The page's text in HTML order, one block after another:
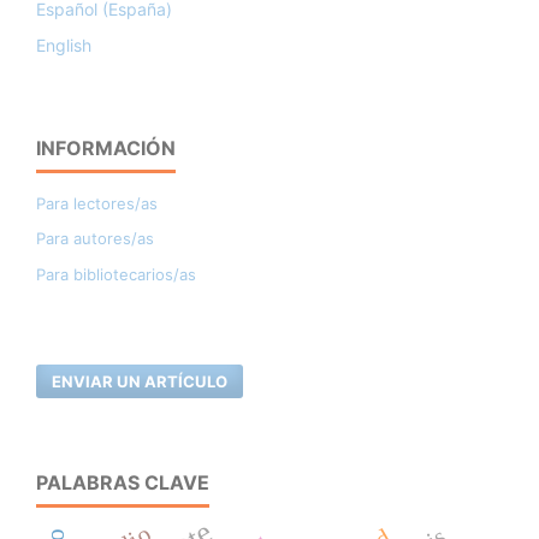
Español (España)
English
INFORMACIÓN
Para lectores/as
Para autores/as
Para bibliotecarios/as
ENVIAR UN ARTÍCULO
PALABRAS CLAVE